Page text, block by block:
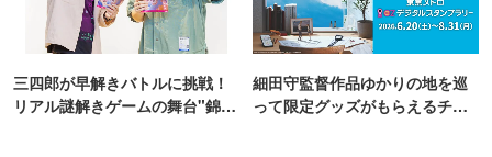
三四郎が早解きバトルに挑戦！
リアル謎解きゲームの舞台"錦糸
細田守監督作品ゆかりの地を巡
って限定グッズがもらえるチャ